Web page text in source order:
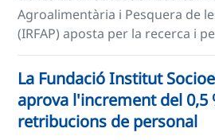
Agroalimentària i Pesquera de
(IRFAP) aposta per la recerca i
La Fundació Institut
aprova l'increment del 0,5
retribucions de personal